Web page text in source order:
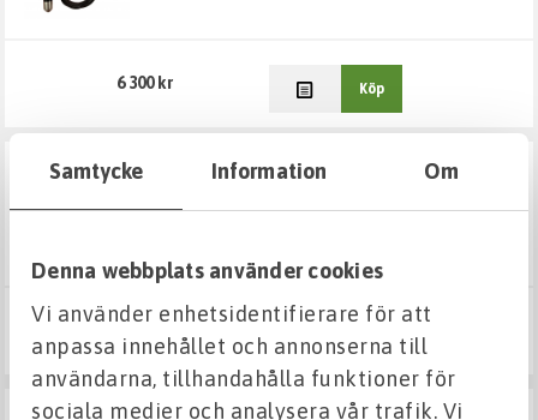
Samtycke Information Om
Denna webbplats använder cookies
Vi använder enhetsidentifierare för att
anpassa innehållet och annonserna till
användarna, tillhandahålla funktioner för
sociala medier och analysera vår trafik. Vi
Vattenfilter
Spolposter och vattenmätarbrunnar
Avskiljare Övriga
6 300 kr Köp
BESTÄLLNINGSVARA